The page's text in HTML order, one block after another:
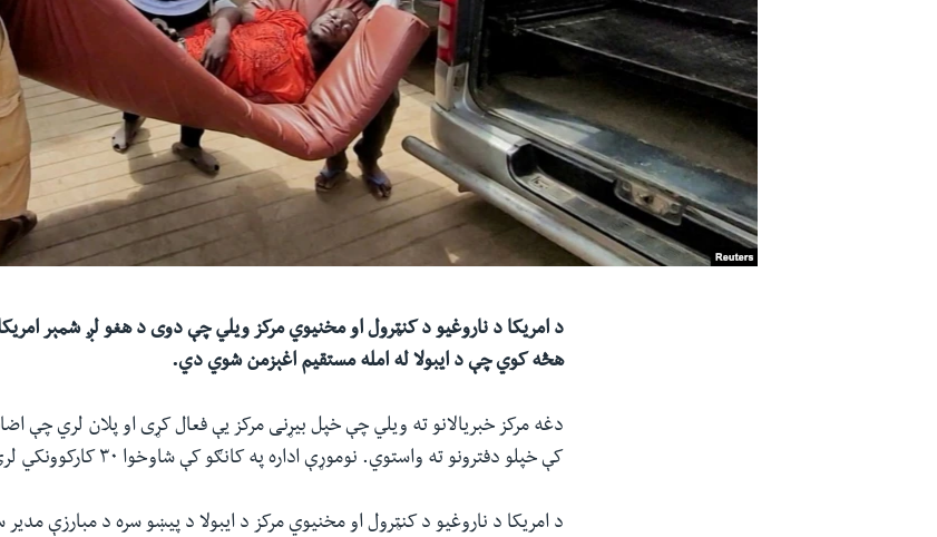
د امریکا د ناروغیو د کنټرول او مخنیوي مرکز ویلي چې دوی د هغو لږ شمېر
هڅه کوي چې د ایبولا له امله مستقیم اغېزمن شوي دي.
دغه مرکز خبریالانو ته ویلي چې خپل بیړنی مرکز يې فعال کړی او پلان لري چې
کې خپلو دفترونو ته واستوي. نوموړې اداره په کانګو کې شاوخوا ۳۰ کارکوونکي لري.
د امریکا د ناروغیو د کنټرول او مخنیوي مرکز د ایبولا د پیښو سره د مبارزې